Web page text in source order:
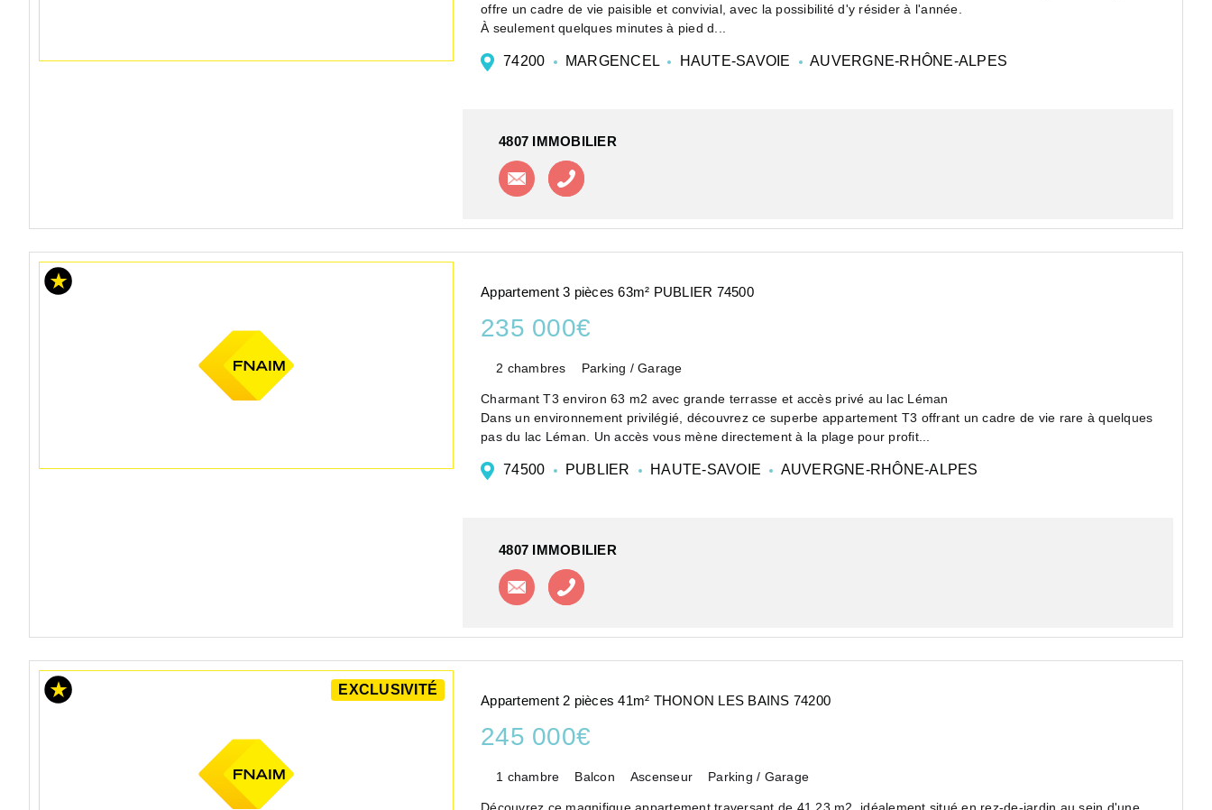
offre un cadre de vie paisible et convivial, avec la possibilité d'y résider à l'année.
À seulement quelques minutes à pied d...
74200 MARGENCEL HAUTE-SAVOIE AUVERGNE-RHÔNE-ALPES
4807 IMMOBILIER
Contacter l'agence
Appartement 3 pièces 63m² PUBLIER 74500
235 000€
2 chambres Parking / Garage
Charmant T3 environ 63 m2 avec grande terrasse et accès privé au lac Léman
Dans un environnement privilégié, découvrez ce superbe appartement T3 offrant un cadre de vie rare à quelques
pas du lac Léman. Un accès vous mène directement à la plage pour profit...
74500 PUBLIER HAUTE-SAVOIE AUVERGNE-RHÔNE-ALPES
4807 IMMOBILIER
Contacter l'agence
EXCLUSIVITÉ
Appartement 2 pièces 41m² THONON LES BAINS 74200
245 000€
1 chambre Balcon Ascenseur Parking / Garage
Découvrez ce magnifique appartement traversant de 41,23 m2, idéalement situé en rez-de-jardin au sein d'une